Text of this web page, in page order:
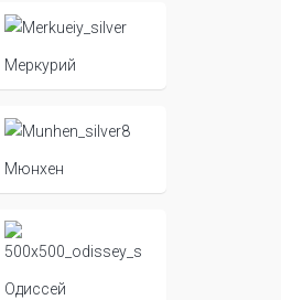
Меркурий
Мюнхен
Одиссей